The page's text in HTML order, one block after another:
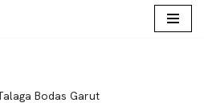
Bodas Garut